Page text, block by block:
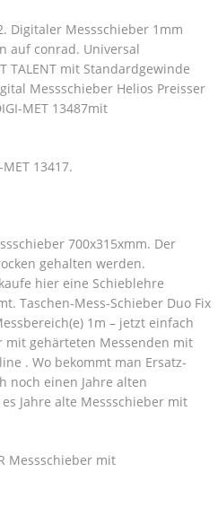
Digitaler Messschieber 1mm
auf conrad. Universal
TALENT mit Standardgewinde
Messschieber Helios Preisser
MET 13487mit
13417.
700x315xmm. Der
gehalten werden.
hier eine Schieblehre
Taschen-Mess-Schieber Duo Fix
1m – jetzt einfach
mit gehärteten Messenden mit
. Wo bekommt man Ersatz-
noch einen Jahre alten
Jahre alte Messschieber mit
Messschieber mit